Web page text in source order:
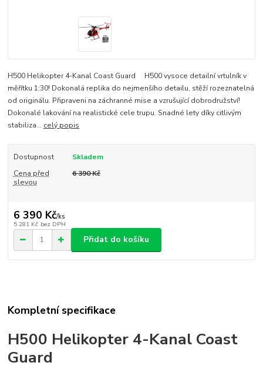
H500 Helikopter 4-Kanal Coast Guard H500 vysoce detailní vrtulník v
měřítku 1:30! Dokonalá replika do nejmenšího detailu, stěží rozeznatelná
od originálu. Připraveni na záchranné mise a vzrušující dobrodružství!
Dokonalé lakování na realistické cele trupu. Snadné lety díky citlivým
stabiliza... celý popis
Dostupnost
Skladem
Cena před
slevou
6 390 Kč
6 390 Kč/ks
5 281 Kč bez DPH
Přidat do košíku
Kompletní specifikace
H500 Helikopter 4-Kanal Coast
Guard